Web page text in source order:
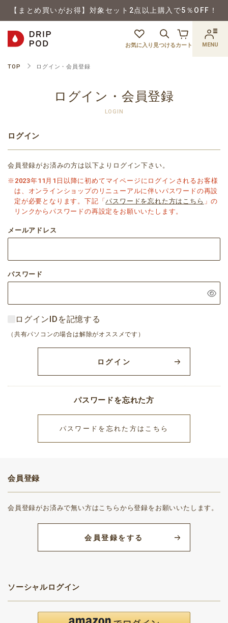
【まとめ買いがお得】対象セット2点以上購入で5％OFF！
お気に入り 見つけるカート MENU
TOP ログイン・会員登録
ログイン・会員登録
LOGIN
ログイン
会員登録がお済みの方は以下よりログイン下さい。
※2023年11月1日以降に初めてマイページにログインされるお客様
は、オンラインショップのリニューアルに伴いパスワードの再設
定が必要となります。下記「パスワードを忘れた方はこちら 」の
リンクからパスワードの再設定をお願いいたします。
メールアドレス
パスワード
ログインIDを記憶する
（共有パソコンの場合は解除がオススメです）
ログイン
パスワードを忘れた方
パスワードを忘れた方はこちら
会員登録
会員登録がお済みで無い方はこちらから登録をお願いいたします。
会員登録をする
ソーシャルログイン